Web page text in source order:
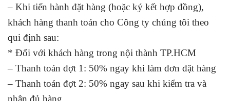
– Khi tiến hành đặt hàng (hoặc ký kết hợp đồng),
khách hàng thanh toán cho Công ty chúng tôi theo
qui định sau:
* Đối với khách hàng trong nội thành TP.HCM
– Thanh toán đợt 1: 50% ngay khi làm đơn đặt hàng
– Thanh toán đợt 2: 50% ngay sau khi kiểm tra và
nhận đủ hàng